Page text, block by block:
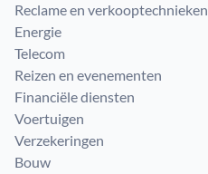
Reclame en verkooptechnieken
Energie
Telecom
Reizen en evenementen
Financiële diensten
Voertuigen
Verzekeringen
Bouw